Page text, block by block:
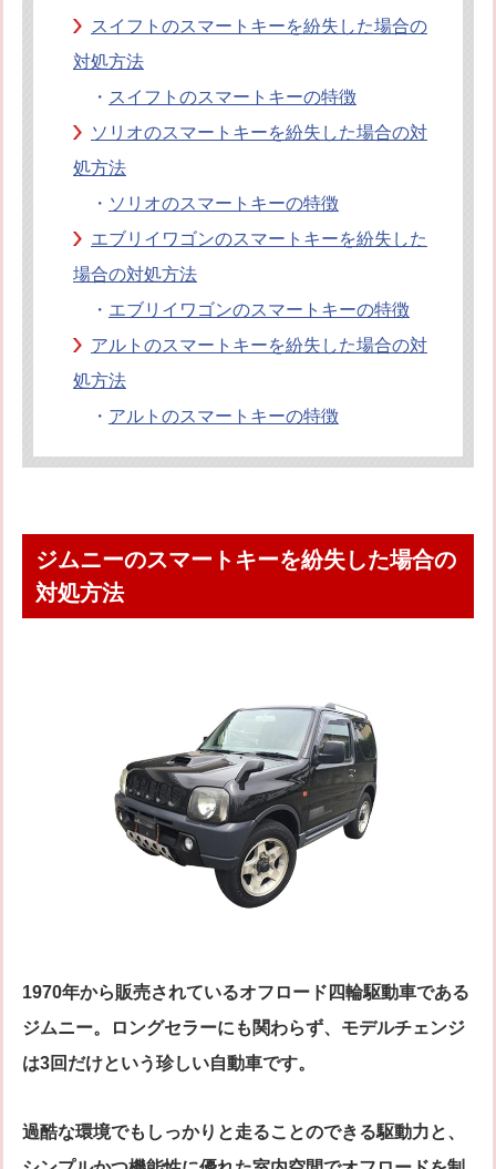
スイフトのスマートキーを紛失した場合の
対処方法
・ スイフトのスマートキーの特徴
ソリオのスマートキーを紛失した場合の対
処方法
・ ソリオのスマートキーの特徴
エブリイワゴンのスマートキーを紛失した
場合の対処方法
・ エブリイワゴンのスマートキーの特徴
アルトのスマートキーを紛失した場合の対
処方法
・ アルトのスマートキーの特徴
ジムニーのスマートキーを紛失した場合の
対処方法
1970年から販売されているオフロード四輪駆動車である
ジムニー。ロングセラーにも関わらず、モデルチェンジ
は3回だけという珍しい自動車です。
過酷な環境でもしっかりと走ることのできる駆動力と、